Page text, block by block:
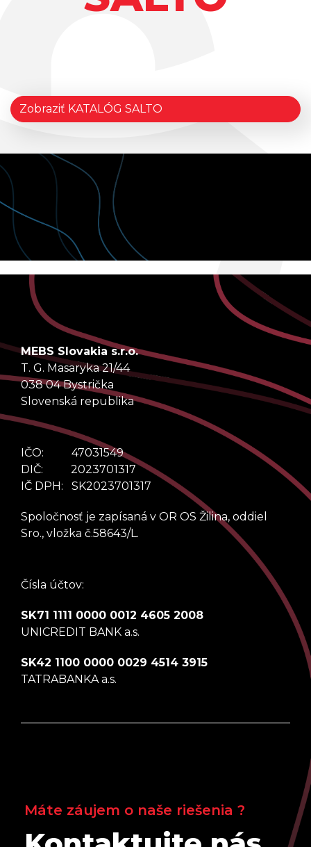
Zobraziť KATALÓG SALTO
MEBS Slovakia s.r.o.
T. G. Masaryka 21/44
038 04 Bystrička
Slovenská republika
IČO: 47031549
DIČ: 2023701317
IČ DPH: SK2023701317
Spoločnosť je zapísaná v OR OS Žilina, oddiel
Sro., vložka č.58643/L.
Čísla účtov:
SK71 1111 0000 0012 4605 2008
UNICREDIT BANK a.s.
SK42 1100 0000 0029 4514 3915
TATRABANKA a.s.
Máte záujem o naše riešenia ?